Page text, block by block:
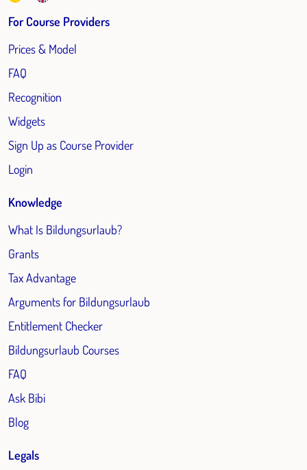
For Course Providers
Prices & Model
FAQ
Recognition
Widgets
Sign Up as Course Provider
Login
Knowledge
What Is Bildungsurlaub?
Grants
Tax Advantage
Arguments for Bildungsurlaub
Entitlement Checker
Bildungsurlaub Courses
FAQ
Ask Bibi
Blog
Legals